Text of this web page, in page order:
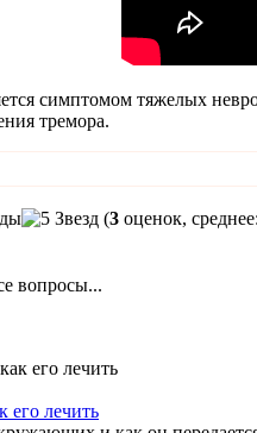
симптомом тяжелых
тремора.
(3 оценок, среднее:
вопросы...
его лечить